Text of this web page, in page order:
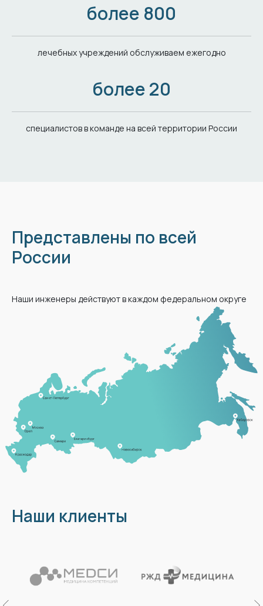
более 800
лечебных учреждений обслуживаем ежегодно
более20
специалистов в команде на всей территории России
Представлены по всей
России
Наши инженеры действуют в каждом федеральном округе
Наши клиенты